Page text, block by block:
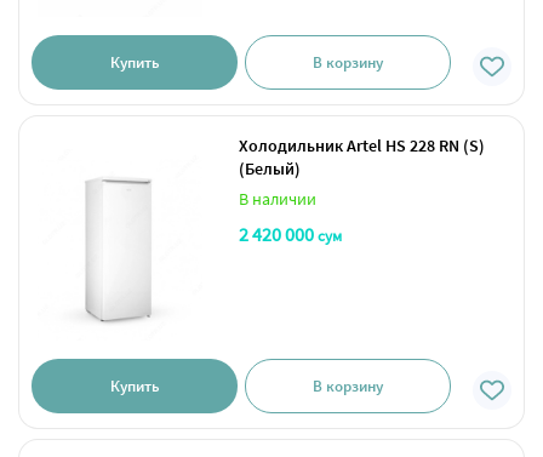
Купить В корзину
Холодильник Artel HS 228 RN (S)
(Белый)
В наличии
2 420 000сум
Купить В корзину